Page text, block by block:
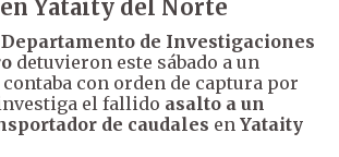
Yataity del Norte
Departamento de Investigaciones
detuvieron este sábado a un
con orden de captura por
el fallido asalto a un
de caudales en Yataity